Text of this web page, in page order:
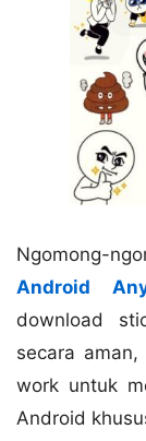
Ngomong-
Android
download
secara
work untuk
Android